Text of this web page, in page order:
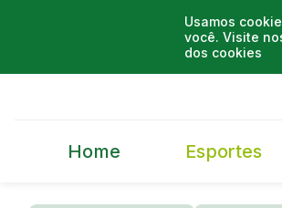
Usamos
você. Visite
dos cookies
Home Esportes